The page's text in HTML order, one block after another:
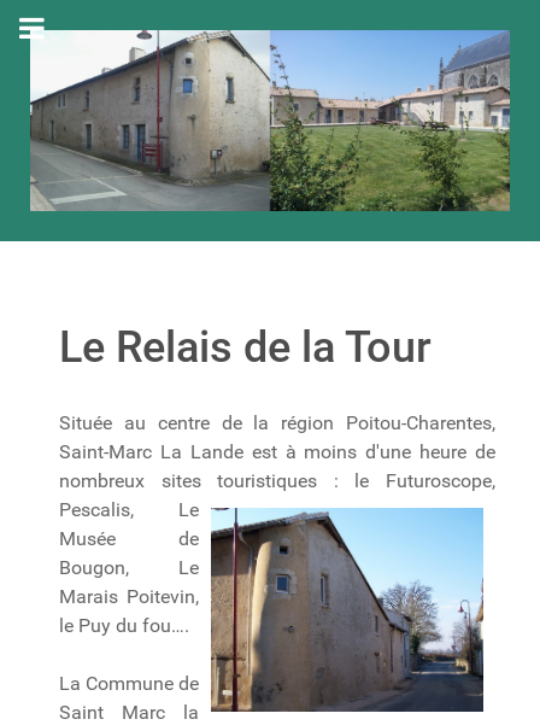
Le Relais de la Tour
Située au centre de la région Poitou-Charentes,
Saint-Marc La Lande est à moins d'une heure de
nombreux sites touristiques : le Futuroscope,
Pescalis, Le
Musée de
Bougon, Le
Marais Poitevin,
le Puy du fou….
La Commune de
Saint Marc la